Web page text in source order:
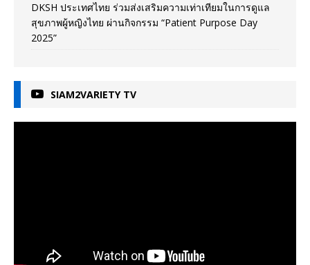
DKSH ประเทศไทย ร่วมส่งเสริมความเท่าเทียมในการดูแล
สุขภาพผู้หญิงไทย ผ่านกิจกรรม “Patient Purpose Day
2025”
SIAM2VARIETY TV